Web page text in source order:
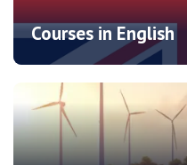
Courses in English